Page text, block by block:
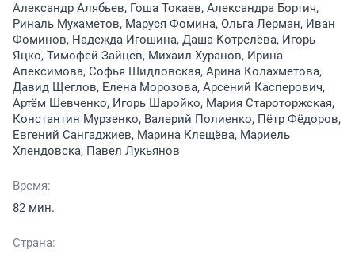
Александр Алябьев, Гоша Токаев, Александра Бортич,
Риналь Мухаметов, Маруся Фомина, Ольга Лерман, Иван
Фоминов, Надежда Игошина, Даша Котрелёва, Игорь
Яцко, Тимофей Зайцев, Михаил Хуранов, Ирина
Апексимова, Софья Шидловская, Арина Колахметова,
Давид Щеглов, Елена Морозова, Арсений Касперович,
Артём Шевченко, Игорь Шаройко, Мария Староторжская,
Константин Мурзенко, Валерий Полиенко, Пётр Фёдоров,
Евгений Сангаджиев, Марина Клещёва, Мариель
Хлендовска, Павел Лукьянов
Время:
82 мин.
Страна: